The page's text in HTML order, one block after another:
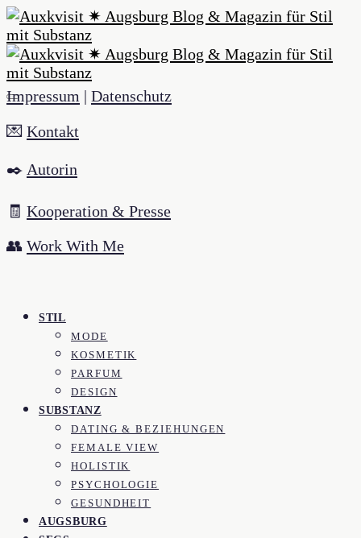
Impressum | Datenschutz
💌 Kontakt
✒️ Autorin
🧾 Kooperation & Presse
👥 Work With Me
STIL
MODE
KOSMETIK
PARFUM
DESIGN
SUBSTANZ
DATING & BEZIEHUNGEN
FEMALE VIEW
HOLISTIK
PSYCHOLOGIE
GESUNDHEIT
AUGSBURG